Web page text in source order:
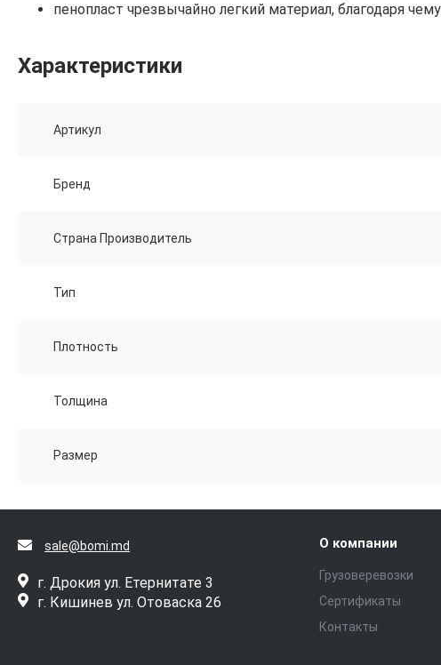
пенопласт чрезвычайно легкий материал, благодаря
Характеристики
Артикул
Бренд
Страна Производитель
Тип
Плотность
Толщина
Размер
sale@bomi.md
г. Дрокия ул. Етернитате 3
г. Кишинев ул. Отоваска 26
О компании
Грузоверевозки
Сертификаты
Контакты